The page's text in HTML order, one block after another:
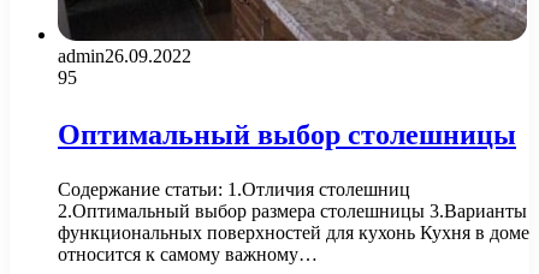
admin26.09.2022
95
Оптимальный выбор столешницы
Содержание статьи: 1.Отличия столешниц
2.Оптимальный выбор размера столешницы 3.Варианты
функциональных поверхностей для кухонь Кухня в доме
относится к самому важному…